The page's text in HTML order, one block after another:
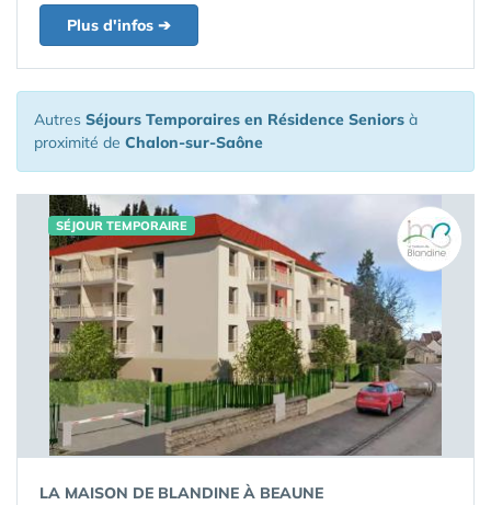
Plus d'infos ➔
Autres Séjours Temporaires en Résidence Seniors à
proximité de Chalon-sur-Saône
SÉJOUR TEMPORAIRE
LA MAISON DE BLANDINE À BEAUNE